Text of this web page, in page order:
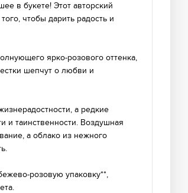
в букете! Этот авторский
чтобы дарить радость и
ярко-розового оттенка,
шепчут о любви и
а редкие
и таинственности. Воздушная
а облако из нежного
розовую упаковку**,